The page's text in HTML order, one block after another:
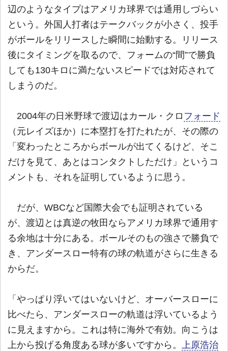
辺のようなタイプはアメリカ球界では通用しづらい
という。外国人打者はテークバックが小さく、投手
がボールをリリースした瞬間に始動する。リリース
後にタイミングを取るので、フォームの“間”で勝負
しても130キロに満たないスピードでは対応されて
しまうのだ。
2004年の日米野球で渡辺はカール・クロ フォード
（元レイズほか）に本塁打を打たれたが、その際の
「変わったところからボールが出てくるけど、そこ
だけを見て、あとはコンタクトしただけ」というコ
メントも、それを証明しているように思う。
だが、WBCなど国際大会でも証明されている
が、渡辺とは真逆の牧田ならアメリカ球界で通用す
る余地は十分にある。ボールそのもの強さで勝負で
き、アンダースロー特有の球の軌道がさらに生きる
からだ。
「やっぱり浮いてはいないけど、オーバースローに
比べたら、アンダースローの軌道は浮いているよう
に見えますから。これは特に海外で有効。向こうは
上から投げる角度ある球が多いですから。 上原浩治